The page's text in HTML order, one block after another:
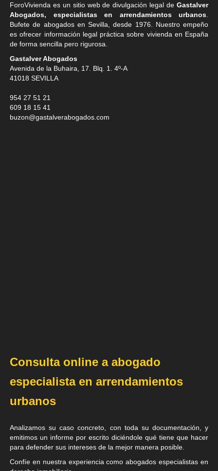
ForoVivienda es un sitio web de divulgación legal de Gastalver
Abogados, especialistas en arrendamientos urbanos
Bufete de abogados en Sevilla , desde 1976. Nuestro empeño
es ofrecer información legal práctica sobre vivienda en España
de forma sencilla pero rigurosa.
Gastalver Abogados
Avenida de la Buhaira, 17. Blq. 1. 4º-A
41018 SEVILLA
954 27 51 21
609 18 15 41
buzon@gastalverabogados.com
Consulta online a abogado
especialista en arrendamientos
urbanos
Analizamos su caso concreto, con toda su documentación, y
emitimos un informe por escrito diciéndole qué tiene que hacer
para defender sus intereses de la mejor manera posible.
Confíe en nuestra experiencia comoabogados especialistas en